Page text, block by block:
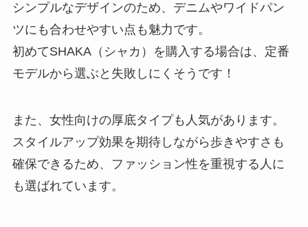
シンプルなデザインのため、デニムやワイドパン
ツにも合わせやすい点も魅力です。
初めてSHAKA（シャカ）を購入する場合は、定番
モデルから選ぶと失敗しにくそうです！
また、女性向けの厚底タイプも人気があります。
スタイルアップ効果を期待しながら歩きやすさも
確保できるため、ファッション性を重視する人に
も選ばれています。